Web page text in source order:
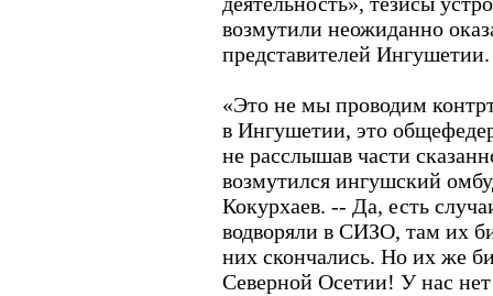
возмутили неожиданно
представителей Ингушетии.
«Это не мы проводим
в Ингушетии, это
не расслышав части
возмутился ингушский
Кокурхаев. -- Да, есть
водворяли в СИЗО, там их
них скончались. Но их же
Северной Осетии! У нас